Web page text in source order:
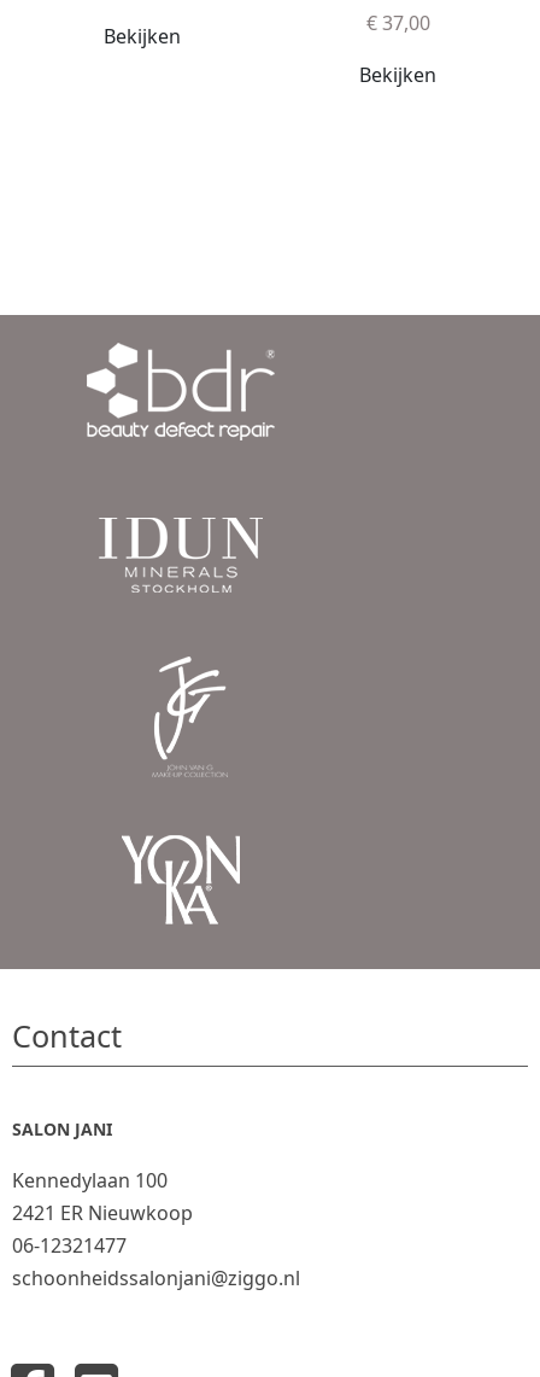
Bekijken
€ 37,00
Bekijken
Contact
SALON JANI
Kennedylaan 100
2421 ER Nieuwkoop
06-12321477
schoonheidssalonjani@ziggo.nl